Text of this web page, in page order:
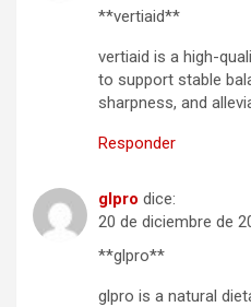
**vertiaid**
vertiaid is a high-
to support stable
sharpness, and
Responder
glpro dice:
20 de diciembre de
**glpro**
glpro is a natural